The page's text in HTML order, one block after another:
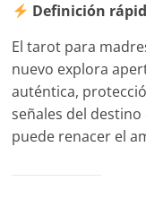
Definición
El tarot para
nuevo explora
auténtica,
señales del
puede renacer el